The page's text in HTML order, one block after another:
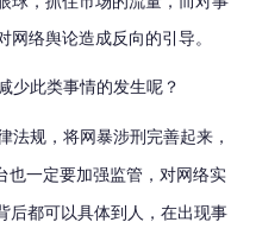
络舆论造成反向的引导。
少此类事情的发生呢？
法规，将网暴涉刑 完善起来，
也一定要加强监管，对网络实
后都可以具体到人，在出现事